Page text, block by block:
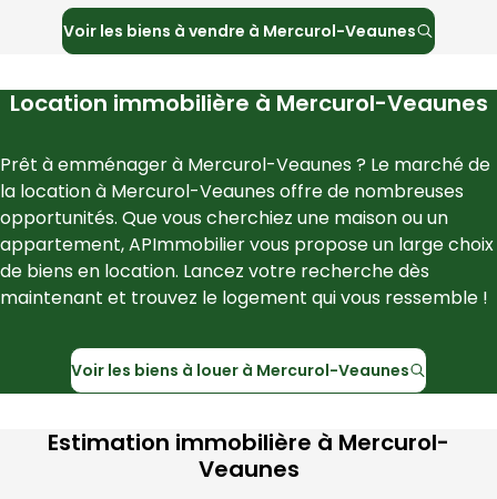
Voir les biens à vendre à Mercurol-Veaunes
Location immobilière à Mercurol-Veaunes
Prêt à emménager à Mercurol-Veaunes ? Le marché de
la location à Mercurol-Veaunes offre de nombreuses
opportunités. Que vous cherchiez une maison ou un
appartement, APImmobilier vous propose un large choix
de biens en location. Lancez votre recherche dès
maintenant et trouvez le logement qui vous ressemble !
Voir les biens à louer à Mercurol-Veaunes
Estimation immobilière à Mercurol-
Veaunes